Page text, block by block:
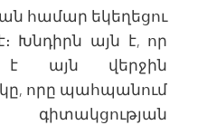
համար եկեղեցու
Խնդիրն այն է, որ
է այն վերջին
որը պահպանում